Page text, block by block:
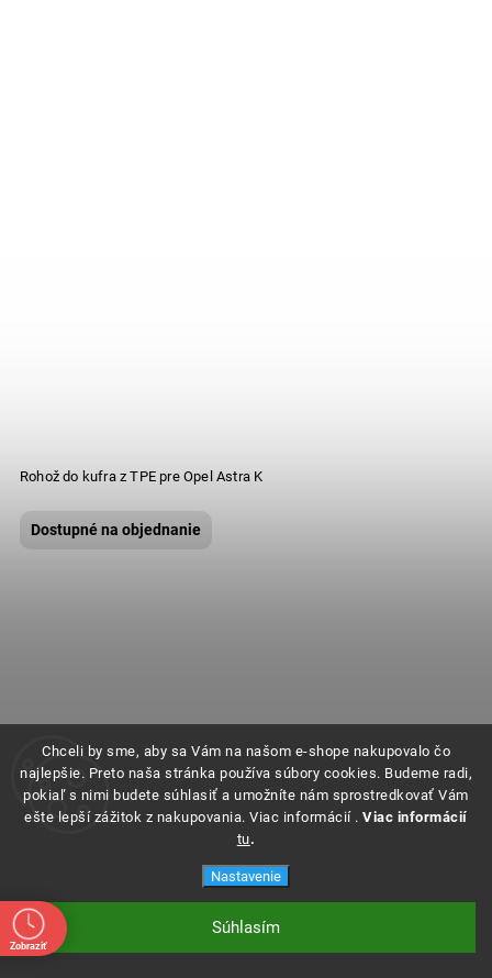
Chceli by sme, aby sa Vám na našom e-shope nakupovalo čo
najlepšie. Preto naša stránka používa súbory cookies. Budeme radi,
pokiaľ s nimi budete súhlasiť a umožníte nám sprostredkovať Vám
ešte lepší zážitok z nakupovania. Viac informácií .Viac informácií
tu.
Nastavenie
Súhlasím
Rohož do kufra z TPE pre Opel Astra K
Dostupné na objednanie
Zobraziť